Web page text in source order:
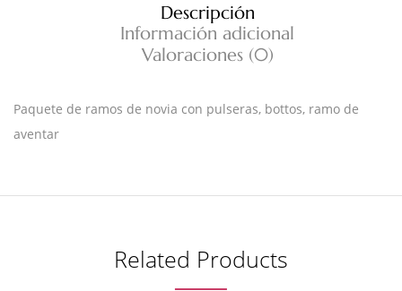
Descripción
Información adicional
Valoraciones (0)
Paquete de ramos de novia con pulseras, bottos, ramo de
aventar
Related Products